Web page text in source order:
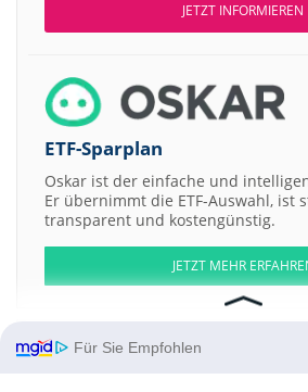
JETZT INFORMIEREN
ETF-Sparplan
Oskar ist der einfache und
Er übernimmt die ETF-Auswahl, ist
transparent und kostengünstig.
JETZT MEHR
Für Sie Empfohlen